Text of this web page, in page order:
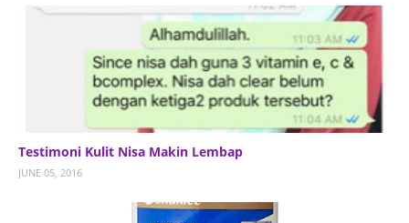
Testimoni Kulit Nisa Makin Lembap
JUNE 05, 2016